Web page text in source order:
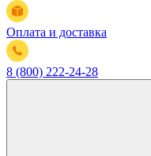
Оплата и доставка
8 (800) 222-24-28